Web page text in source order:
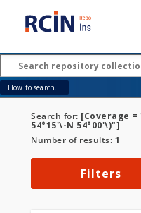
How to search...
Search for: [Coverage =
54°15'\-N 54°00'\)"]
Number of results: 1
Filters